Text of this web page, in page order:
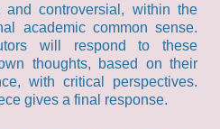
and controversial, within the
academic common sense.
will respond to these
thoughts, based on their
with critical perspectives.
gives a final response.